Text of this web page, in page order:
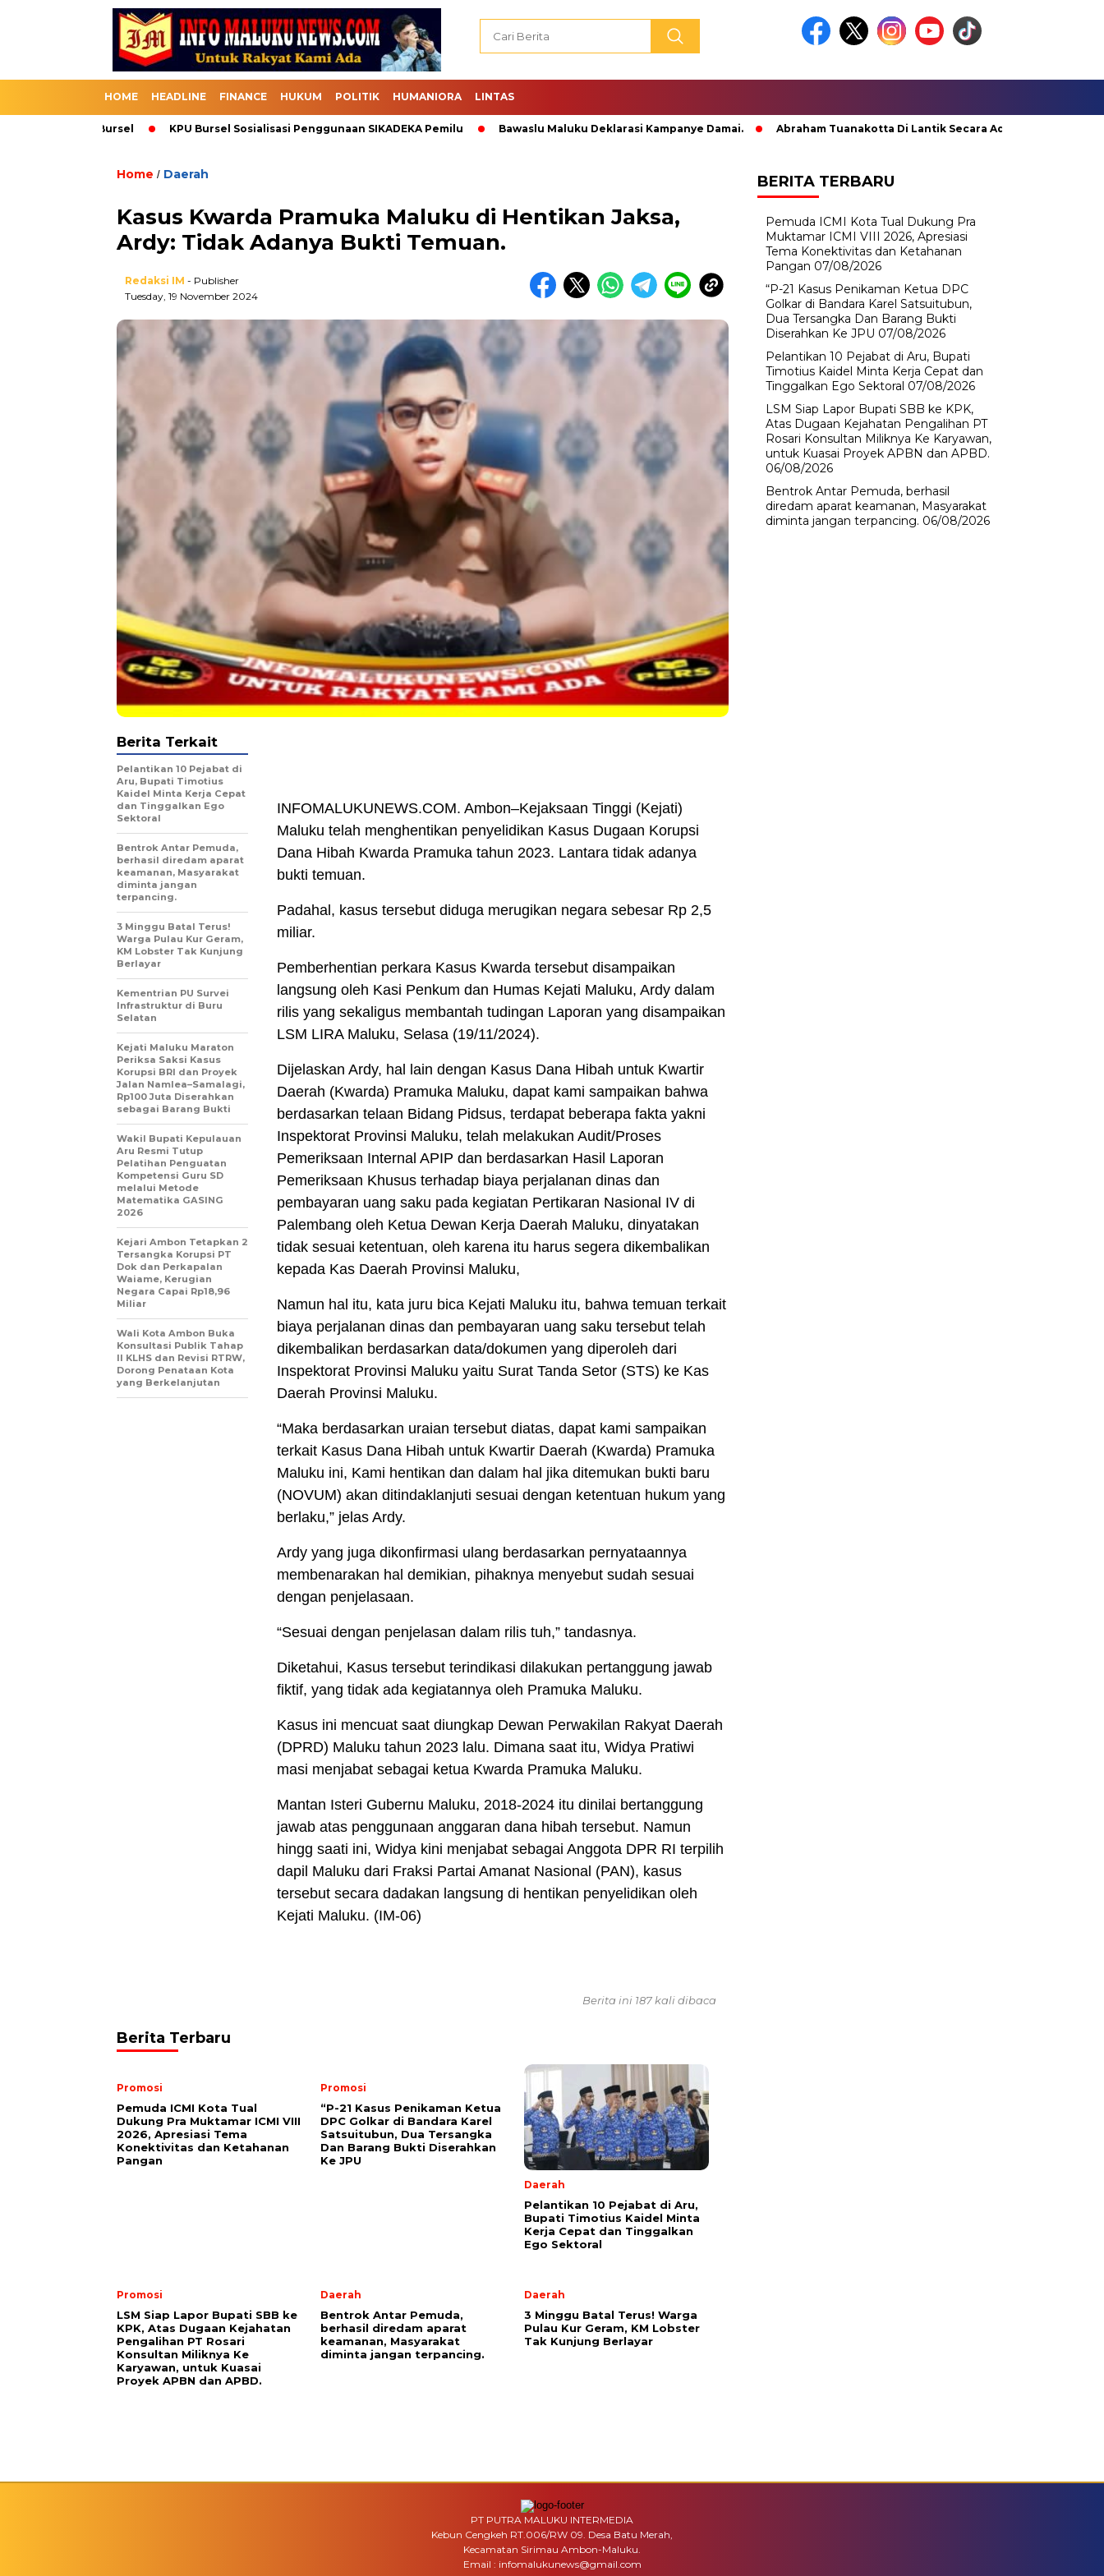
HOME HEADLINE FINANCE HUKUM POLITIK HUMANIORA LINTAS
KPU Bursel Sosialisasi Penggunaan SIKADEKA Pemilu Bawaslu Maluku Deklarasi Kampanye Damai. Abraham Tuanakotta Di Lantik Secara Adat; Pj Bupati Malteng
Home / Daerah
Kasus Kwarda Pramuka Maluku di Hentikan Jaksa,
Ardy: Tidak Adanya Bukti Temuan.
Redaksi IM - Publisher
Tuesday, 19 November 2024
INFOMALUKUNEWS.COM. Ambon–Kejaksaan Tinggi (Kejati)
Maluku telah menghentikan penyelidikan Kasus Dugaan Korupsi
Dana Hibah Kwarda Pramuka tahun 2023. Lantara tidak adanya
bukti temuan.
Padahal, kasus tersebut diduga merugikan negara sebesar Rp 2,5
miliar.
Pemberhentian perkara Kasus Kwarda tersebut disampaikan
langsung oleh Kasi Penkum dan Humas Kejati Maluku, Ardy dalam
rilis yang sekaligus membantah tudingan Laporan yang disampaikan
LSM LIRA Maluku, Selasa (19/11/2024).
Dijelaskan Ardy, hal lain dengan Kasus Dana Hibah untuk Kwartir
Daerah (Kwarda) Pramuka Maluku, dapat kami sampaikan bahwa
berdasarkan telaan Bidang Pidsus, terdapat beberapa fakta yakni
Inspektorat Provinsi Maluku, telah melakukan Audit/Proses
Pemeriksaan Internal APIP dan berdasarkan Hasil Laporan
Pemeriksaan Khusus terhadap biaya perjalanan dinas dan
pembayaran uang saku pada kegiatan Pertikaran Nasional IV di
Palembang oleh Ketua Dewan Kerja Daerah Maluku, dinyatakan
tidak sesuai ketentuan, oleh karena itu harus segera dikembalikan
kepada Kas Daerah Provinsi Maluku,
Namun hal itu, kata juru bica Kejati Maluku itu, bahwa temuan terkait
biaya perjalanan dinas dan pembayaran uang saku tersebut telah
dikembalikan berdasarkan data/dokumen yang diperoleh dari
Inspektorat Provinsi Maluku yaitu Surat Tanda Setor (STS) ke Kas
Daerah Provinsi Maluku.
“Maka berdasarkan uraian tersebut diatas, dapat kami sampaikan
terkait Kasus Dana Hibah untuk Kwartir Daerah (Kwarda) Pramuka
Maluku ini, Kami hentikan dan dalam hal jika ditemukan bukti baru
(NOVUM) akan ditindaklanjuti sesuai dengan ketentuan hukum yang
berlaku,” jelas Ardy.
Ardy yang juga dikonfirmasi ulang berdasarkan pernyataannya
membenarakan hal demikian, pihaknya menyebut sudah sesuai
dengan penjelasaan.
“Sesuai dengan penjelasan dalam rilis tuh,” tandasnya.
Diketahui, Kasus tersebut terindikasi dilakukan pertanggung jawab
fiktif, yang tidak ada kegiatannya oleh Pramuka Maluku.
Kasus ini mencuat saat diungkap Dewan Perwakilan Rakyat Daerah
(DPRD) Maluku tahun 2023 lalu. Dimana saat itu, Widya Pratiwi
masi menjabat sebagai ketua Kwarda Pramuka Maluku.
Mantan Isteri Gubernu Maluku, 2018-2024 itu dinilai bertanggung
jawab atas penggunaan anggaran dana hibah tersebut. Namun
hingg saati ini, Widya kini menjabat sebagai Anggota DPR RI terpilih
dapil Maluku dari Fraksi Partai Amanat Nasional (PAN), kasus
tersebut secara dadakan langsung di hentikan penyelidikan oleh
Kejati Maluku. (IM-06)
Berita Terkait
Pelantikan 10 Pejabat di
Aru, Bupati Timotius
Kaidel Minta Kerja Cepat
dan Tinggalkan Ego
Sektoral
Bentrok Antar Pemuda,
berhasil diredam aparat
keamanan, Masyarakat
diminta jangan
terpancing.
3 Minggu Batal Terus!
Warga Pulau Kur Geram,
KM Lobster Tak Kunjung
Berlayar
Kementrian PU Survei
Infrastruktur di Buru
Selatan
Kejati Maluku Maraton
Periksa Saksi Kasus
Korupsi BRI dan Proyek
Jalan Namlea–Samalagi,
Rp100 Juta Diserahkan
sebagai Barang Bukti
Wakil Bupati Kepulauan
Aru Resmi Tutup
Pelatihan Penguatan
Kompetensi Guru SD
melalui Metode
Matematika GASING
2026
Kejari Ambon Tetapkan 2
Tersangka Korupsi PT
Dok dan Perkapalan
Waiame, Kerugian
Negara Capai Rp18,96
Miliar
Wali Kota Ambon Buka
Konsultasi Publik Tahap
II KLHS dan Revisi RTRW,
Dorong Penataan Kota
yang Berkelanjutan
Berita ini 187 kali dibaca
Berita Terbaru
Promosi
Pemuda ICMI Kota Tual
Dukung Pra Muktamar ICMI VIII
2026, Apresiasi Tema
Konektivitas dan Ketahanan
Pangan
Promosi
“P-21 Kasus Penikaman Ketua
DPC Golkar di Bandara Karel
Satsuitubun, Dua Tersangka
Dan Barang Bukti Diserahkan
Ke JPU
Daerah
Pelantikan 10 Pejabat di Aru,
Bupati Timotius Kaidel Minta
Kerja Cepat dan Tinggalkan
Ego Sektoral
Promosi
LSM Siap Lapor Bupati SBB ke
KPK, Atas Dugaan Kejahatan
Pengalihan PT Rosari
Konsultan Miliknya Ke
Karyawan, untuk Kuasai
Proyek APBN dan APBD.
Daerah
Bentrok Antar Pemuda,
berhasil diredam aparat
keamanan, Masyarakat
diminta jangan terpancing.
Daerah
3 Minggu Batal Terus! Warga
Pulau Kur Geram, KM Lobster
Tak Kunjung Berlayar
BERITA TERBARU
Pemuda ICMI Kota Tual Dukung Pra
Muktamar ICMI VIII 2026, Apresiasi
Tema Konektivitas dan Ketahanan
Pangan 07/08/2026
“P-21 Kasus Penikaman Ketua DPC
Golkar di Bandara Karel Satsuitubun,
Dua Tersangka Dan Barang Bukti
Diserahkan Ke JPU 07/08/2026
Pelantikan 10 Pejabat di Aru, Bupati
Timotius Kaidel Minta Kerja Cepat dan
Tinggalkan Ego Sektoral 07/08/2026
LSM Siap Lapor Bupati SBB ke KPK,
Atas Dugaan Kejahatan Pengalihan PT
Rosari Konsultan Miliknya Ke Karyawan,
untuk Kuasai Proyek APBN dan APBD.
06/08/2026
Bentrok Antar Pemuda, berhasil
diredam aparat keamanan, Masyarakat
diminta jangan terpancing. 06/08/2026
PT PUTRA MALUKU INTERMEDIA
Kebun Cengkeh RT.006/RW 09. Desa Batu Merah,
Kecamatan Sirimau Ambon-Maluku.
Email : infomalukunews@gmail.com